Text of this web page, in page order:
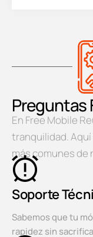
Preguntas
En Free Mobile
tranquilidad.
más comunes
Soporte
Sabemos que tu
rapidez sin